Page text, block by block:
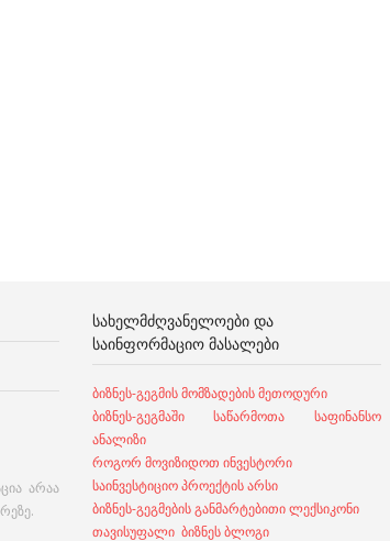
არაა
ᲡᲐᲮᲔᲚᲛᲫᲦᲕᲐᲜᲔᲚᲝᲔᲑᲘ ᲓᲐ
ᲡᲐᲘᲜᲤᲝᲠᲛᲐᲪᲘᲝ ᲛᲐᲡᲐᲚᲔᲑᲘ
ბიზნეს-გეგმის მომზადების მეთოდური
ბიზნეს-გეგმაში საწარმოთა საფინანსო
ანალიზი
როგორ მოვიზიდოთ ინვესტორი
საინვესტიციო პროექტის არსი
ბიზნეს-გეგმების განმარტებითი ლექსიკონი
თავისუფალი ბიზნეს ბლოგი